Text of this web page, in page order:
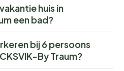
huis in
een bad?
bij 6 persoons
By Traum?